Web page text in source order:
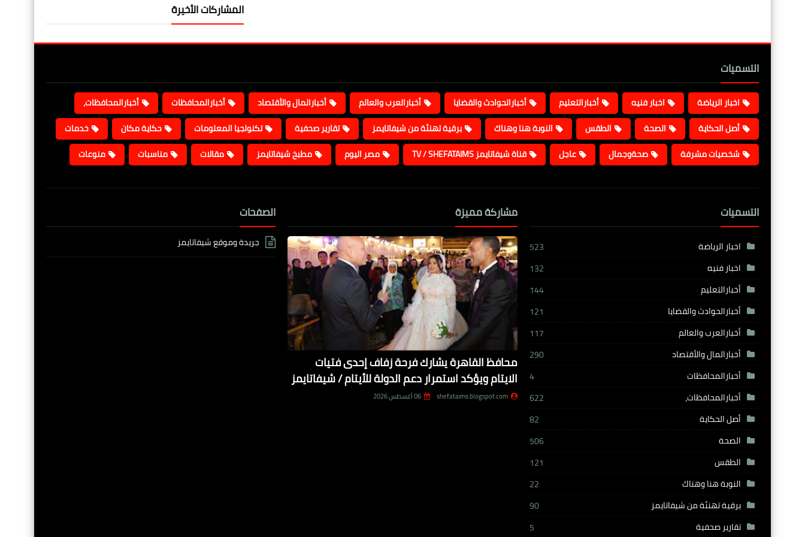
المشاركات الأخيرة
التسميات
اخبار الرياضة اخبار فنيه أخبارالتعليم أخبارالحوادث والقضايا أخبارالعرب والعالم أخبارالمال والأقتصاد أخبارالمحافظات
أخبارالمحافظات،
أصل الحكاية
الصحة الطقس النوبة هنا وهناك برقية تهنئة من شيفاتايمز تقارير صحفية تكنولجيا المعلومات حكاية مكان
خدمات
شخصيات مشرفة
صحةوجمال عاجل قناة شيفاتايمز TV / SHEFATAIMS مصر اليوم مطبخ شيفاتايمز مقالات مناسبات منوعات
التسميات
اخبار الرياضة
523
اخبار فنيه
132
أخبارالتعليم
144
أخبارالحوادث والقضايا
121
أخبارالعرب والعالم
117
أخبارالمال والأقتصاد
290
أخبارالمحافظات
4
أخبارالمحافظات،
622
أصل الحكاية
82
الصحة
506
الطقس
121
النوبة هنا وهناك
22
برقية تهنئة من شيفاتايمز
90
تقارير صحفية
5
مشاركة مميزة
محافظ القاهرة يشارك فرحة زفاف إحدى فتيات
الايتام ويؤكد استمرار دعم الدولة للأيتام / شيفاتايمز
shefataims.blogspot.com 06 أغسطس 2026
الصفحات
جريدة وموقع شيفاتايمز